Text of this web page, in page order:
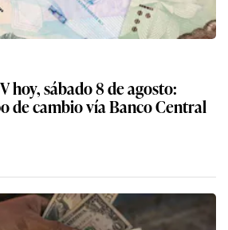
hoy, sábado 8 de agosto:
de cambio vía Banco Central